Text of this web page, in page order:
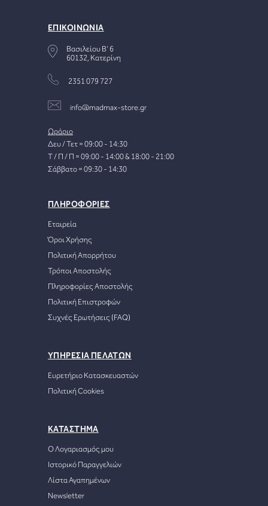
ΕΠΙΚΟΙΝΩΝΙΑ
Βασιλείου Β' 6
60132, Κατερίνη
2351 079 727
info@madmax-store.gr
Ωράριο
Δευ / Τετ = 09:00 - 14:30
Τ / Π / Π = 09:00 - 14:00 & 18:00 - 21:00
Σάββατο = 09:30 - 14:30
ΠΛΗΡΟΦΟΡΙΕΣ
Εταιρεία
Όροι Χρήσης
Πολιτική Απορρήτου
Τρόποι Αποστολής
Πληροφορίες Αποστολής
Πολιτική Επιστροφών
Συχνές Ερωτήσεις (FAQ)
ΥΠΗΡΕΣΙΑ ΠΕΛΑΤΩΝ
Ευρετήριο Κατασκευαστών
Πολιτική Cookies
ΚΑΤΑΣΤΗΜΑ
Ο Λογαριασμός μου
Ιστορικό Παραγγελιών
Λίστα Αγαπημένων
Newsletter